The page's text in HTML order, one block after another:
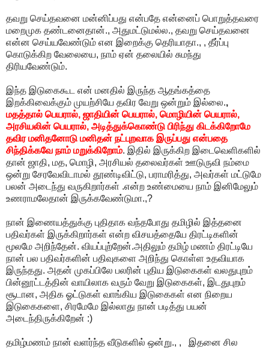
தவறு செய்தவனை மன்னிப்பது என்பதே என்னைப் பொறுத்தவரை
மறைமுக தண்டனைதான்., அதுமட்டுமல்ல., தவறு செய்தவனை
என்ன செய்யவேண்டும் என இறைக்கு தெரியாதா., , தீர்ப்பு
கொடுக்கிற வேலையை, நாம் ஏன் தலையில் சுமந்து
திரியவேண்டும்.
இந்த இடுகைகூட என் மனதில் இருந்த ஆதங்கத்தை
இறக்கிவைக்கும் முயற்சியே தவிர வேறு ஒன்றும் இல்லை.,
மதத்தால் பெயரால், ஜாதியின் பெயரால், மொழியின் பெயரால்,
அரசியலின் பெயரால், அடித்துக்கொண்டு பிரிந்து கிடக்கிறோமே
தவிர மனிதனோடு மனிதன் நட்புறவாக இருப்பது என்பதை
சிந்திக்கவே நாம் மறுக்கிறோம். இதில் இருக்கிற இடைவெளிகளில்
தான் ஜாதி, மத, மொழி, அரசியல் தலைவர்கள் ஊடுருவி நம்மை
ஒன்று சேரவேவிடாமல் தூண்டிவிட்டு, பராமரித்து, அவர்கள் மட்டுமே
பலன் அடைந்து வருகிறார்கள் .என்ற உண்மையை நாம் இனிமேலும்
உணராமலேதான் இருக்கவேண்டுமா.,?
நான் இணையத்துக்கு புதிதாக வந்தபோது தமிழில் இத்தனை
பதிவர்கள் இருக்கிறார்கள் என்ற விசயத்தையே திரட்டிகளின்
மூலமே அறிந்தேன். வியப்புற்றேன்.அதிலும் தமிழ் மணம் திரட்டியே
நான் பல பதிவர்களின் பதிவுகளை அறிந்து கொள்ள உதவியாக
இருந்தது. அதன் முகப்பிலே பலரின் புதிய இடுகைகள் வலதுபுறம்
பின்னூட்டத்தின் வாயிலாக வரும் வேறு இடுகைகள், இடதுபுறம்
சூடான, அதிக ஓட்டுகள் வாங்கிய இடுகைகள் என நிறைய
இடுகைகளை, சிரமேமே இல்லாது நான் படித்து பயன்
அடைந்திருக்கிறேன் :)
தமிழ்மணம் நான் வளர்ந்த வீடுகளில் ஒன்று., , இதனை சில